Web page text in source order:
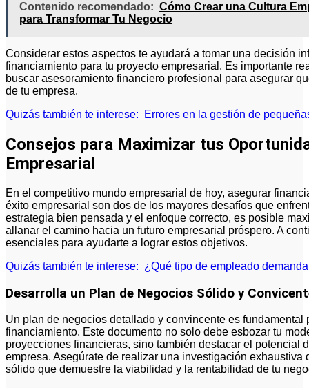
Contenido recomendado: Cómo Crear una Cultura
para Transformar Tu Negocio
Considerar estos aspectos te ayudará a tomar una decisión
financiamiento para tu proyecto empresarial. Es importante
buscar asesoramiento financiero profesional para asegurar
de tu empresa.
Quizás también te interese:
Errores en la gestión de
Consejos para Maximizar tus
Empresarial
En el competitivo mundo empresarial de hoy, asegurar
éxito empresarial son dos de los mayores desafíos que
estrategia bien pensada y el enfoque correcto, es posible
allanar el camino hacia un futuro empresarial próspero. A
esenciales para ayudarte a lograr estos objetivos.
Quizás también te interese: ¿Qué tipo de empleado
Desarrolla un Plan de Negocios Sólido y
Un plan de negocios detallado y convincente es fundamental
financiamiento. Este documento no solo debe esbozar tu
proyecciones financieras, sino también destacar el potencial
empresa. Asegúrate de realizar una investigación
sólido que demuestre la viabilidad y la rentabilidad de tu